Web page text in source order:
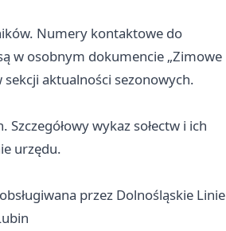
Numery kontaktowe do
w osobnym dokumencie „Zimowe
aktualności sezonowych.
wykaz sołectw i ich
urzędu.
przez Dolnośląskie Linie